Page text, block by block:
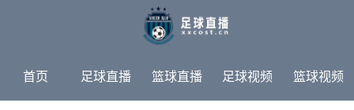
首页 足球直播 篮球直播 足球视频 篮球视频